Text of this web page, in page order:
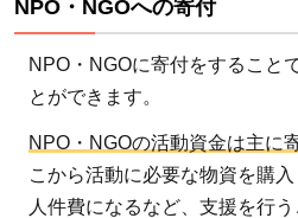
NPO・NGOへの寄付
NPO・NGOに寄付をすること
とができます。
NPO・NGOの活動資金は主に
こから活動に必要な物資を購
人件費になるなど、支援を行う